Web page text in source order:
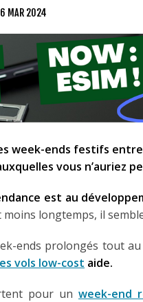
MAR 2024
week-ends festifs entre
vous n’auriez
est au
longtemps, il
ends prolongés tout
vols low-cost aide.
pour un week-end